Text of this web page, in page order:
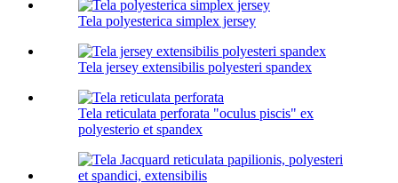
Tela polyesterica simplex jersey
Tela jersey extensibilis polyesteri spandex
Tela reticulata perforata "oculus piscis" ex
polyesterio et spandex